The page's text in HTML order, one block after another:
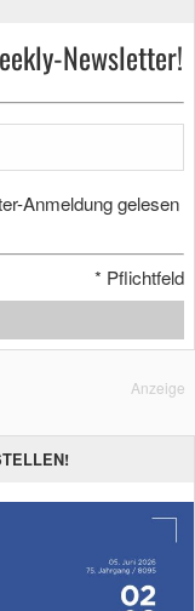
Newsletter!
Anmeldung gelesen
* Pflichtfeld
Anzeige